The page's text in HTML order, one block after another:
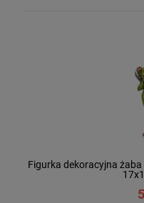
Figurka dekoracyjna